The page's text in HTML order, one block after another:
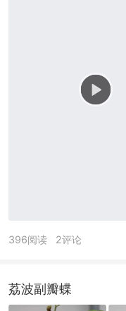
396阅读 2评论
荔波副瓣蝶